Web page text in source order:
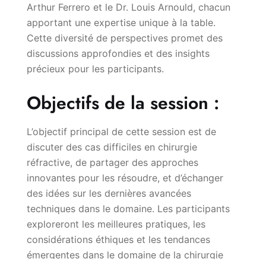
Arthur Ferrero et le Dr. Louis Arnould, chacun
apportant une expertise unique à la table.
Cette diversité de perspectives promet des
discussions approfondies et des insights
précieux pour les participants.
Objectifs de la session :
L’objectif principal de cette session est de
discuter des cas difficiles en chirurgie
réfractive, de partager des approches
innovantes pour les résoudre, et d’échanger
des idées sur les dernières avancées
techniques dans le domaine. Les participants
exploreront les meilleures pratiques, les
considérations éthiques et les tendances
émergentes dans le domaine de la chirurgie